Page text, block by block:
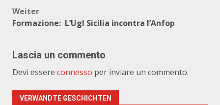
Weiter
Formazione: L’Ugl Sicilia incontra l’Anfop
Lascia un commento
Devi essere connesso per inviare un commento.
VERWANDTE GESCHICHTEN